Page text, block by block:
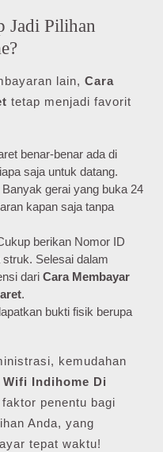
Jadi Pilihan
lain, Cara
tetap menjadi favorit
benar-benar ada di
saja untuk datang.
Banyak gerai yang buka 24
kapan saja tanpa
berikan Nomor ID
struk. Selesai dalam
dari Cara Membayar
.
bukti fisik berupa
kemudahan
Wifi Indihome Di
penentu bagi
Anda, yang
tepat waktu!